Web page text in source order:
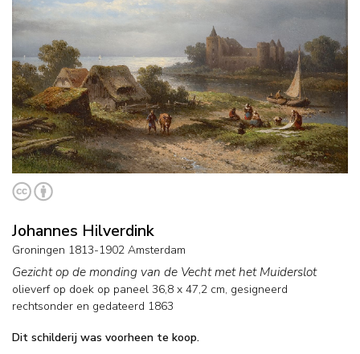
Johannes Hilverdink
Groningen 1813-1902 Amsterdam
Gezicht op de monding van de Vecht met het Muiderslot
olieverf op doek op paneel 36,8 x 47,2 cm, gesigneerd
rechtsonder en gedateerd 1863
Dit schilderij was voorheen te koop.